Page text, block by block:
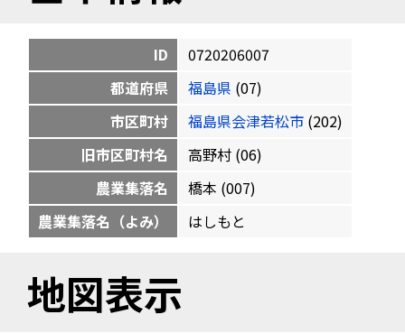
ID
0720206007
都道府県
福島県 (07)
市区町村
福島県会津若松市 (202)
旧市区町村名
高野村 (06)
農業集落名
橋本 (007)
農業集落名（よみ）
はしもと
地図表示